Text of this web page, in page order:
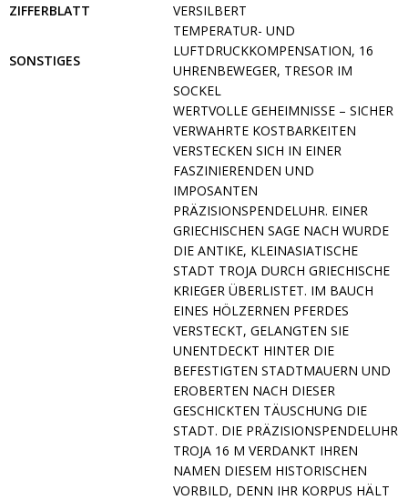
ZIFFERBLATT
VERSILBERT
SONSTIGES
TEMPERATUR- UND
LUFTDRUCKKOMPENSATION, 16
UHRENBEWEGER, TRESOR IM
SOCKEL
WERTVOLLE GEHEIMNISSE – SICHER
VERWAHRTE KOSTBARKEITEN
VERSTECKEN SICH IN EINER
FASZINIERENDEN UND
IMPOSANTEN
PRÄZISIONSPENDELUHR. EINER
GRIECHISCHEN SAGE NACH WURDE
DIE ANTIKE, KLEINASIATISCHE
STADT TROJA DURCH GRIECHISCHE
KRIEGER ÜBERLISTET. IM BAUCH
EINES HÖLZERNEN PFERDES
VERSTECKT, GELANGTEN SIE
UNENTDECKT HINTER DIE
BEFESTIGTEN STADTMAUERN UND
EROBERTEN NACH DIESER
GESCHICKTEN TÄUSCHUNG DIE
STADT. DIE PRÄZISIONSPENDELUHR
TROJA 16 M VERDANKT IHREN
NAMEN DIESEM HISTORISCHEN
VORBILD, DENN IHR KORPUS HÄLT